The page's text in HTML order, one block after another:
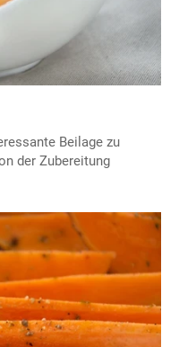
Beilage zu
der Zubereitung